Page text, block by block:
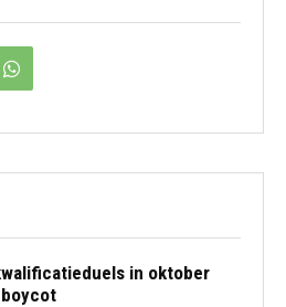
in oktober
boycot